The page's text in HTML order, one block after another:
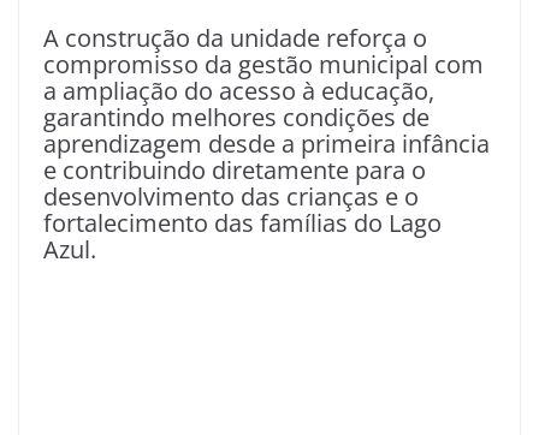
A construção da unidade reforça o
compromisso da gestão municipal com
a ampliação do acesso à educação,
garantindo melhores condições de
aprendizagem desde a primeira infância
e contribuindo diretamente para o
desenvolvimento das crianças e o
fortalecimento das famílias do Lago
Azul.